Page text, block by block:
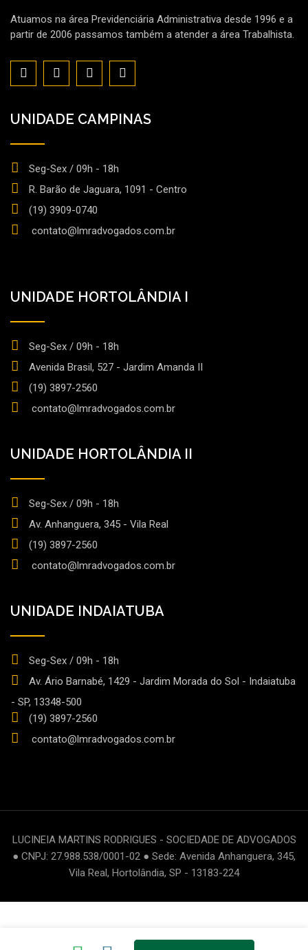
Atuamos na área Previdenciária Administrativa desde 1996 e a
partir de 2006 passamos também a atender a área Trabalhista.
UNIDADE CAMPINAS
Seg-Sex / 09h - 18h
R. Barão de Jaguara, 1091 - Centro
(19) 3909-0740
contato@lmradvogados.com.br
UNIDADE HORTOLÂNDIA I
Seg-Sex / 09h - 18h
Avenida Brasil, 527 - Jardim Amanda II
(19) 3897-2560
contato@lmradvogados.com.br
UNIDADE HORTOLÂNDIA II
Seg-Sex / 09h - 18h
Av. Anhanguera, 345 - Vila Real
(19) 3897-2560
contato@lmradvogados.com.br
UNIDADE INDAIATUBA
Seg-Sex / 09h - 18h
Av. Ário Barnabé, 1429 - Jardim Morada do Sol - Indaiatuba
- SP, 13348-500
(19) 3897-2560
contato@lmradvogados.com.br
LUCINEIA MARTINS RODRIGUES - SOCIEDADE DE ADVOGADOS
● CNPJ: 27.988.538/0001-02 ● Sede: Avenida Anhanguera, 345,
Vila Real, Hortolândia, SP - 13183-224